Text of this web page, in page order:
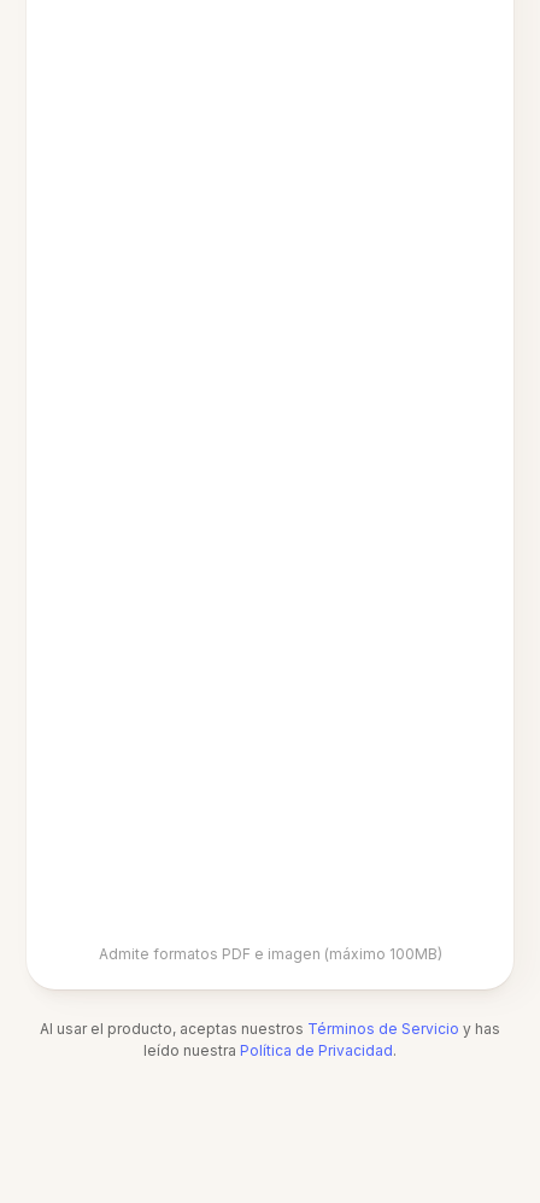
Admite formatos PDF e imagen (máximo 100MB)
Al usar el producto, aceptas nuestros Términos de Servicio y has
leído nuestra Política de Privacidad.